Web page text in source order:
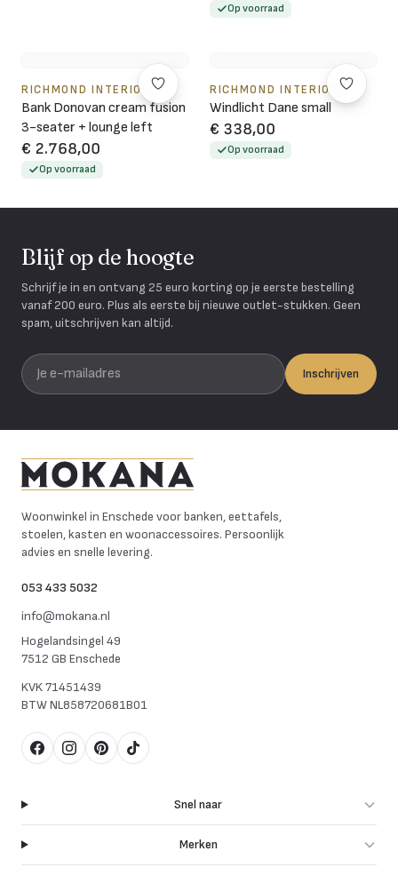
Op voorraad
RICHMOND INTERIORS
Bank Donovan cream fusion
3-seater + lounge left
€ 2.768,00
Op voorraad
RICHMOND INTERIORS
Windlicht Dane small
€ 338,00
Op voorraad
Blijf op de hoogte
Schrijf je in en ontvang 25 euro korting op je eerste bestelling
vanaf 200 euro. Plus als eerste bij nieuwe outlet-stukken. Geen
spam, uitschrijven kan altijd.
Je e-mailadres
Inschrijven
Woonwinkel in Enschede voor banken, eettafels,
stoelen, kasten en woonaccessoires. Persoonlijk
advies en snelle levering.
053 433 5032
info@mokana.nl
Hogelandsingel 49
7512 GB Enschede
KVK71451439
BTWNL858720681B01
FacebookInstagram
Pinterest
TikTok
Snel naar
Merken